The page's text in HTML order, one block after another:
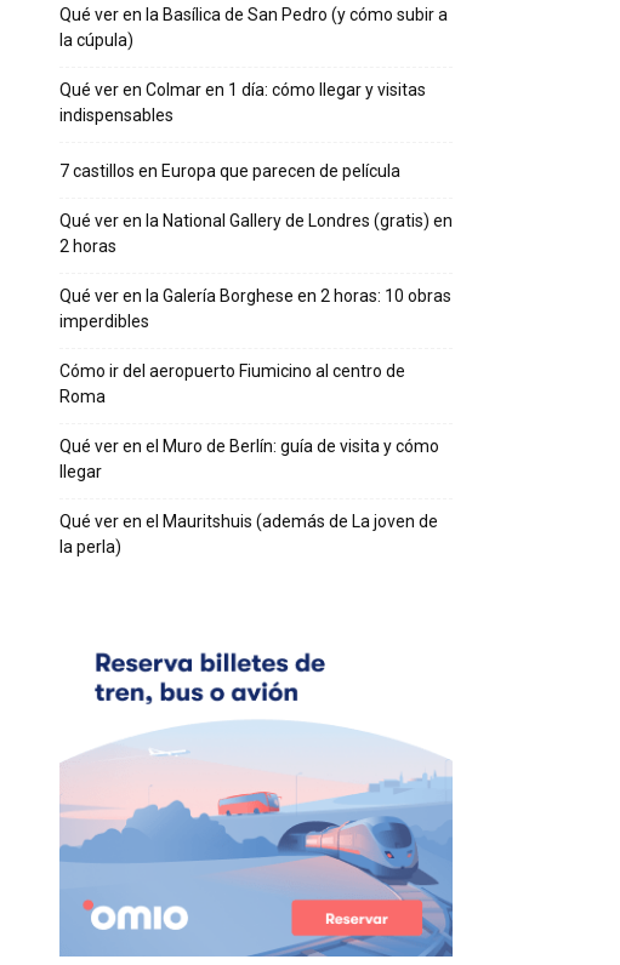
Qué ver en la Basílica de San Pedro (y cómo subir a
la cúpula)
Qué ver en Colmar en 1 día: cómo llegar y visitas
indispensables
7 castillos en Europa que parecen de película
Qué ver en la National Gallery de Londres (gratis) en
2 horas
Qué ver en la Galería Borghese en 2 horas: 10 obras
imperdibles
Cómo ir del aeropuerto Fiumicino al centro de
Roma
Qué ver en el Muro de Berlín: guía de visita y cómo
llegar
Qué ver en el Mauritshuis (además de La joven de
la perla)